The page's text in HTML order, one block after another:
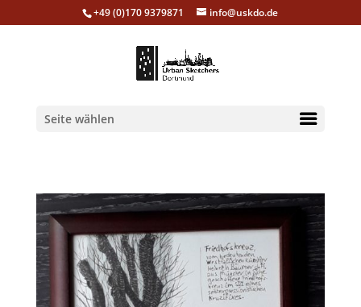
+49 (0)170 9379871 info@uskdo.de
Seite wählen